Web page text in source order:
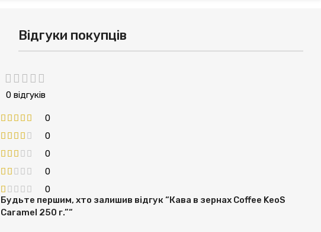
Відгуки покупців
0 відгуків
0
0
0
0
0
Будьте першим, хто залишив відгук “Кава в зернах Coffee KeoS
Caramel 250 г.”“